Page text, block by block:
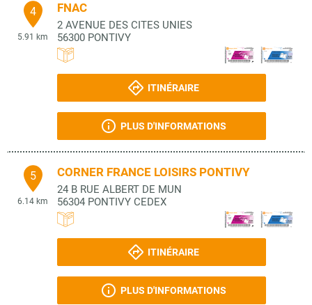
4
5.91 km
FNAC
2 AVENUE DES CITES UNIES
56300 PONTIVY
ITINÉRAIRE
PLUS D'INFORMATIONS
5
6.14 km
CORNER FRANCE LOISIRS PONTIVY
24 B RUE ALBERT DE MUN
56304 PONTIVY CEDEX
ITINÉRAIRE
PLUS D'INFORMATIONS